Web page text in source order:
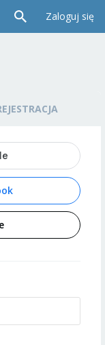
Zaloguj się